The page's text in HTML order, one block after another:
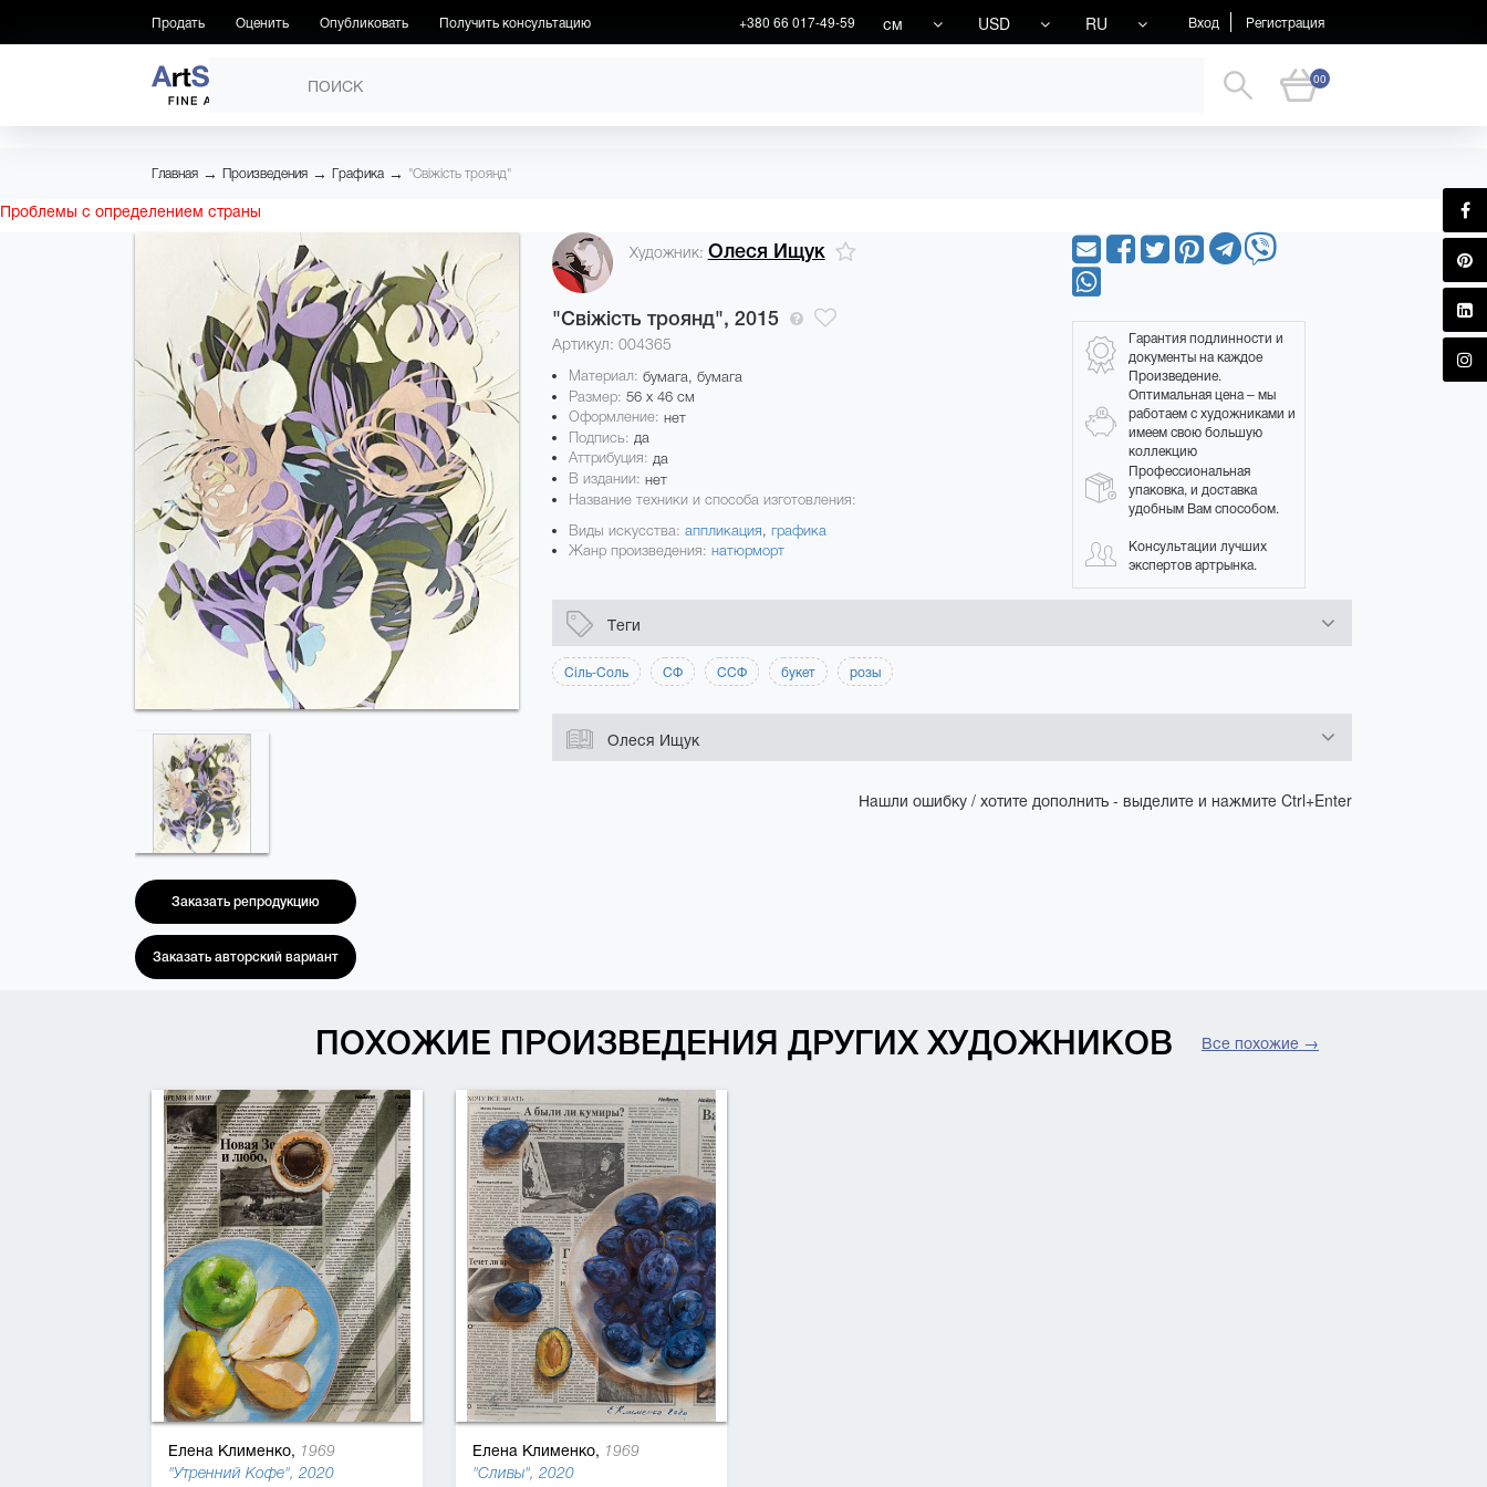
Продать Оценить Опубликовать Получить консультацию Вход Регистрация
+380 66 017-49-59 см USD RU
00
ПРОИЗВЕДЕНИЯ
Главная → Произведения → Графика → "Свіжість троянд"
Проблемы с определением страны
Заказать репродукцию
Заказать авторский вариант
Художник: Олеся Ищук
"Свіжість троянд", 2015
Артикул: 004365
Материал: бумага, бумага
Размер: 56 x 46 см
Оформление: нет
Подпись: да
Аттрибуция: да
В издании: нет
Название техники и способа изготовления:
Виды искусства: аппликация, графика
Жанр произведения: натюрморт
Гарантия подлинности и
документы на каждое
Произведение.
Оптимальная цена – мы
работаем с художниками и
имеем свою большую
коллекцию
Профессиональная
упаковка, и доставка
удобным Вам способом.
Консультации лучших
экспертов артрынка.
Теги
Сіль-Соль СФ ССФ букет розы
Олеся Ищук
Нашли ошибку / хотите дополнить - выделите и нажмите Ctrl+Enter
ПОХОЖИЕ ПРОИЗВЕДЕНИЯ ДРУГИХ ХУДОЖНИКОВ Все похожие →
Елена Клименко, 1969
"Утренний Кофе", 2020
Елена Клименко, 1969
"Сливы", 2020